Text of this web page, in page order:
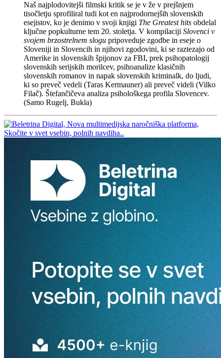
Naš najplodovitejši filmski kritik se je v že v prejšnjem
tisočletju sprofiliral tudi kot en najprodornejših slovenskih
esejistov, ko je denimo v svoji knjigi The Greatest hits obdelal
ključne popkulturne tem 20. stoletja. V kompilaciji Slovenci v
svojem brzostrelnem slogu pripoveduje zgodbe in eseje o
Sloveniji in Slovencih in njihovi zgodovini, ki se raztezajo od
Amerike in slovenskih špijonov za FBI, prek psihopatologij
slovenskih serijskih morilcev, psihoanalize klasičnih
slovenskih romanov in napak slovenskih kriminalk, do ljudi,
ki so preveč vedeli (Taras Kermauner) ali preveč videli (Vilko
Filač). Štefančičeva analiza psihološkega profila Slovencev.
(Samo Rugelj, Bukla)